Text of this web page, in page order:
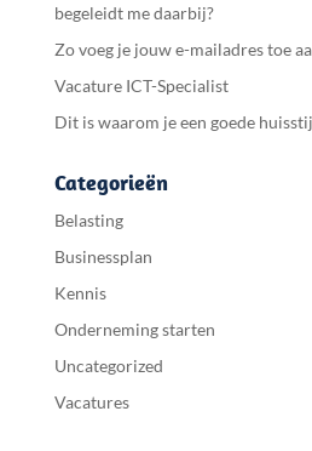
begeleidt me daarbij?
Zo voeg je jouw e-mailadres toe
Vacature ICT-Specialist
Dit is waarom je een goede
Categorieën
Belasting
Businessplan
Kennis
Onderneming starten
Uncategorized
Vacatures